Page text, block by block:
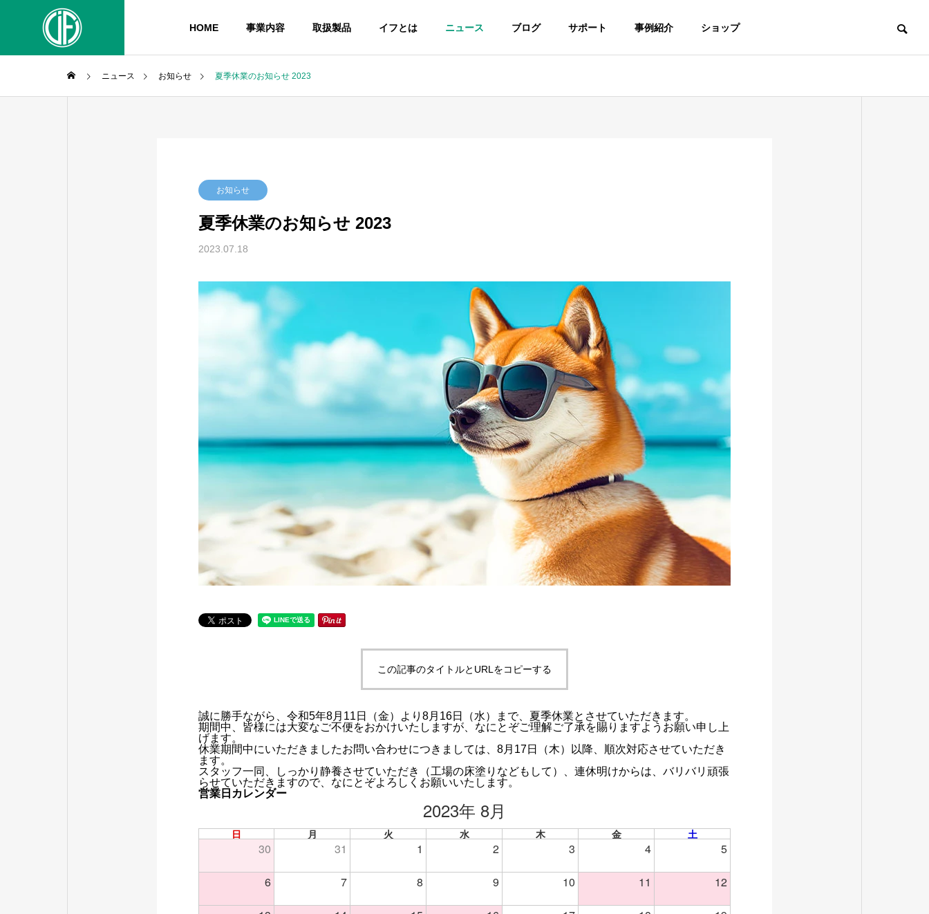
HOME 事業内容 取扱製品 イフとは ニュース ブログ サポート 事例紹介 ショップ
WHEELCHAIR POWER WHEELCHAIR
HISTORY
イフの歩み
ACCESS
アクセス
PARTNER
主要取引先
CALENDAR
営業日カレンダー
TLTC（とかちロングトレイル
が奮闘中（笑）
選び方
ニュース お知らせ 夏季休業のお知らせ 2023
お知らせ
夏季休業のお知らせ 2023
2023.07.18
この記事のタイトルとURLをコピーする
誠に勝手ながら、令和5年8月11日（金）より8月16日（水）まで、夏季休業とさせていただきます。
期間中、皆様には大変なご不便をおかけいたしますが、なにとぞご理解ご了承を賜りますようお願い申し上
げます。
休業期間中にいただきましたお問い合わせにつきましては、8月17日（木）以降、順次対応させていただき
ます。
スタッフ一同、しっかり静養させていただき（工場の床塗りなどもして）、連休明けからは、バリバリ頑張
らせていただきますので、なにとぞよろしくお願いいたします。
営業日カレンダー
2023年 8月
日 月 火 水 木 金 土
30 31 1 2 3 4 5
6 7 8 9 10 11 12